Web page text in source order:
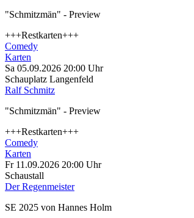
"Schmitzmän" - Preview
+++Restkarten+++
Comedy
Karten
Sa 05.09.2026 20:00 Uhr
Schauplatz Langenfeld
Ralf Schmitz
"Schmitzmän" - Preview
+++Restkarten+++
Comedy
Karten
Fr 11.09.2026 20:00 Uhr
Schaustall
Der Regenmeister
SE 2025 von Hannes Holm